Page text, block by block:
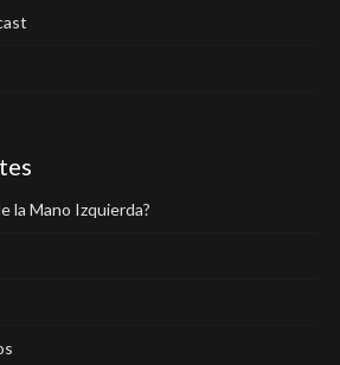
la Mano Izquierda?